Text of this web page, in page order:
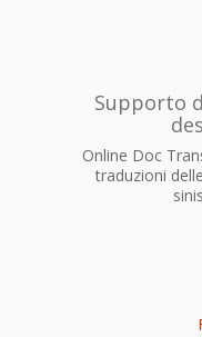
Supporto
Online Doc
traduzioni